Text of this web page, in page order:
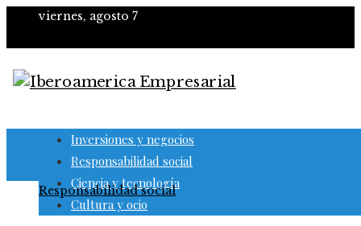
viernes, agosto 7
Inversiones y negocios
Responsabilidad social
Ciencia y tecnología
Cultura y ocio
Responsabilidad social